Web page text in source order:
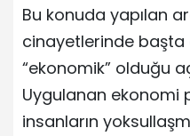
Bu konuda yapılan
cinayetlerinde başta
“ekonomik” olduğu
Uygulanan ekonomi
insanların